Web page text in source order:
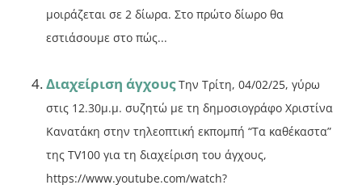
μοιράζεται σε 2 δίωρα. Στο πρώτο δίωρο θα
εστιάσουμε στο πώς...
Διαχείριση άγχους Την Τρίτη, 04/02/25, γύρω
στις 12.30μ.μ. συζητώ με τη δημοσιογράφο Χριστίνα
Κανατάκη στην τηλεοπτική εκπομπή “Τα καθέκαστα”
της TV100 για τη διαχείριση του άγχους,
https://www.youtube.com/watch?